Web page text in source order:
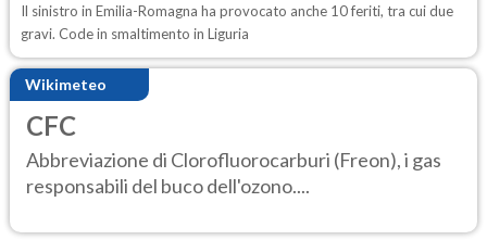
Il sinistro in Emilia-Romagna ha provocato anche 10 feriti, tra cui due
gravi. Code in smaltimento in Liguria
Wikimeteo
CFC
Abbreviazione di Clorofluorocarburi (Freon), i gas
responsabili del buco dell'ozono....